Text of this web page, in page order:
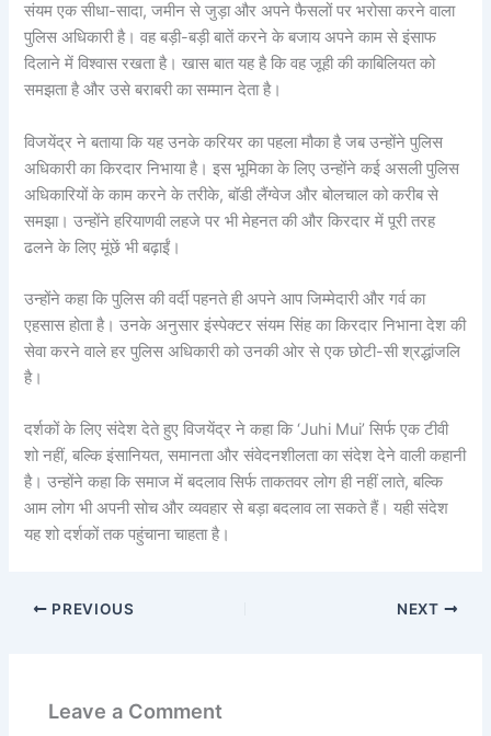
संयम एक सीधा-सादा, जमीन से जुड़ा और अपने फैसलों पर भरोसा करने वाला
पुलिस अधिकारी है। वह बड़ी-बड़ी बातें करने के बजाय अपने काम से इंसाफ
दिलाने में विश्वास रखता है। खास बात यह है कि वह जूही की काबिलियत को
समझता है और उसे बराबरी का सम्मान देता है।
विजयेंद्र ने बताया कि यह उनके करियर का पहला मौका है जब उन्होंने पुलिस
अधिकारी का किरदार निभाया है। इस भूमिका के लिए उन्होंने कई असली पुलिस
अधिकारियों के काम करने के तरीके, बॉडी लैंग्वेज और बोलचाल को करीब से
समझा। उन्होंने हरियाणवी लहजे पर भी मेहनत की और किरदार में पूरी तरह
ढलने के लिए मूंछें भी बढ़ाईं।
उन्होंने कहा कि पुलिस की वर्दी पहनते ही अपने आप जिम्मेदारी और गर्व का
एहसास होता है। उनके अनुसार इंस्पेक्टर संयम सिंह का किरदार निभाना देश की
सेवा करने वाले हर पुलिस अधिकारी को उनकी ओर से एक छोटी-सी श्रद्धांजलि
है।
दर्शकों के लिए संदेश देते हुए विजयेंद्र ने कहा कि ‘Juhi Mui’ सिर्फ एक टीवी
शो नहीं, बल्कि इंसानियत, समानता और संवेदनशीलता का संदेश देने वाली कहानी
है। उन्होंने कहा कि समाज में बदलाव सिर्फ ताकतवर लोग ही नहीं लाते, बल्कि
आम लोग भी अपनी सोच और व्यवहार से बड़ा बदलाव ला सकते हैं। यही संदेश
यह शो दर्शकों तक पहुंचाना चाहता है।
PREVIOUS NEXT
Leave a Comment